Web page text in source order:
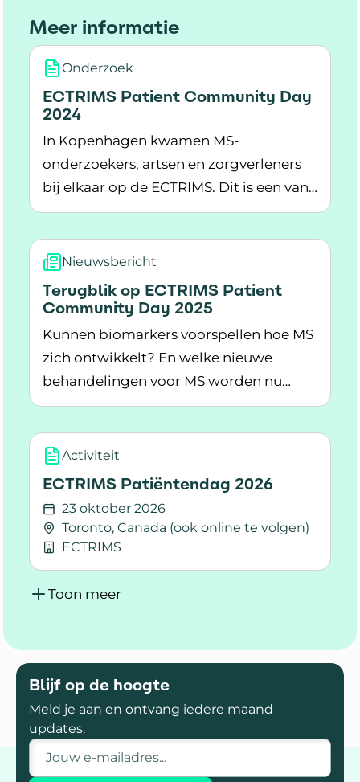
Meer informatie
Onderzoek
ECTRIMS Patient Community Day
2024
In Kopenhagen kwamen MS-
onderzoekers, artsen en zorgverleners
bij elkaar op de ECTRIMS. Dit is een van
de grootste bijeenkomsten over MS-
Lees meer over ECTRIMS Patient Community
Nieuwsbericht
Terugblik op ECTRIMS Patient
Community Day 2025
Kunnen biomarkers voorspellen hoe MS
zich ontwikkelt? En welke nieuwe
behandelingen voor MS worden nu
getest? Onderzoekers spraken over
Patient Community Day.
Lees meer over Terugblik op ECTRIMS
Activiteit
ECTRIMS Patiëntendag 2026
23 oktober 2026
Toronto, Canada (ook online te volgen)
ECTRIMS
Lees meer over ECTRIMS Patiëntendag 2026
Toon meer
Blijf op de hoogte
Meld je aan en ontvang iedere maand
updates.
E-mailadres